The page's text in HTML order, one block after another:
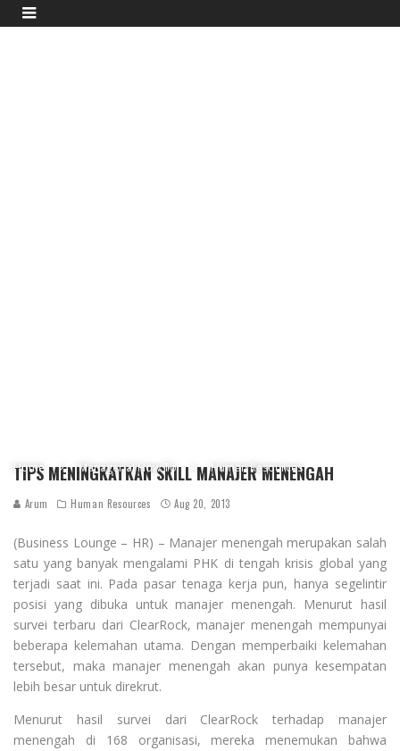
Home Managerial How To Human Resources
TIPS MENINGKATKAN SKILL MANAJER MENENGAH
Arum Human Resources Aug 20, 2013
(Business Lounge – HR) – Manajer menengah merupakan salah
satu yang banyak mengalami PHK di tengah krisis global yang
terjadi saat ini. Pada pasar tenaga kerja pun, hanya segelintir
posisi yang dibuka untuk manajer menengah. Menurut hasil
survei terbaru dari ClearRock, manajer menengah mempunyai
beberapa kelemahan utama. Dengan memperbaiki kelemahan
tersebut, maka manajer menengah akan punya kesempatan
lebih besar untuk direkrut.
Menurut hasil survei dari ClearRock terhadap manajer
menengah di 168 organisasi, mereka menemukan bahwa